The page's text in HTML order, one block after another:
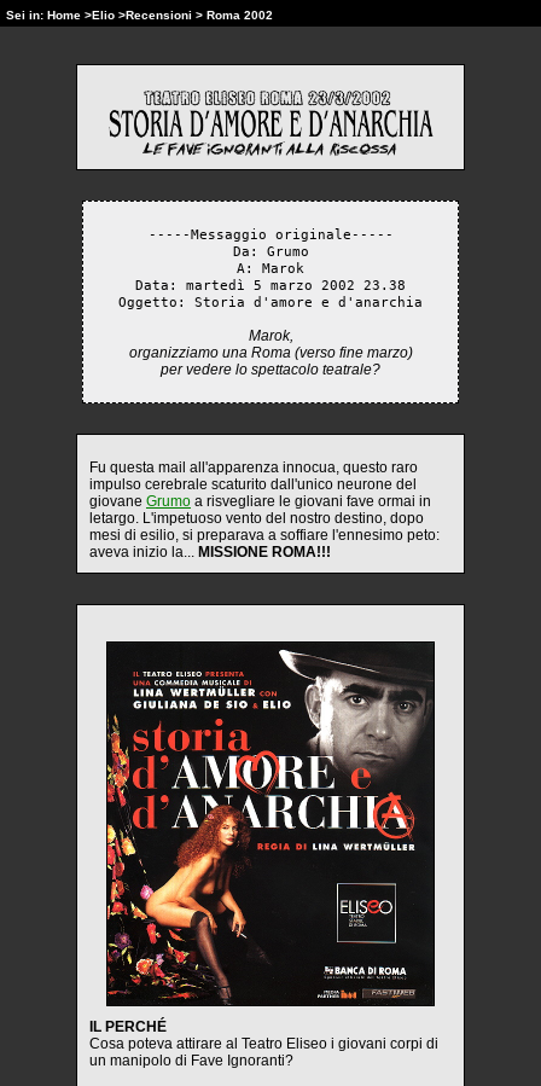
Sei in: Home >Elio >Recensioni > Roma 2002
-----Messaggio originale-----
Da: Grumo
A: Marok
Data: martedì 5 marzo 2002 23.38
Oggetto: Storia d'amore e d'anarchia
Marok,
organizziamo una Roma (verso fine marzo)
per vedere lo spettacolo teatrale?
Fu questa mail all'apparenza innocua, questo raro
impulso cerebrale scaturito dall'unico neurone del
giovane Grumo a risvegliare le giovani fave ormai in
letargo. L'impetuoso vento del nostro destino, dopo
mesi di esilio, si preparava a soffiare l'ennesimo peto:
aveva inizio la... MISSIONE ROMA!!!
IL PERCHÉ
Cosa poteva attirare al Teatro Eliseo i giovani corpi di
un manipolo di Fave Ignoranti?